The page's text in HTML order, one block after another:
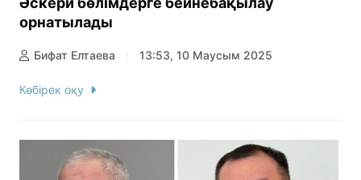
орнатылады
Бифат Елтаева 13:53, 10 Маусым 2025
Көбірек оқу